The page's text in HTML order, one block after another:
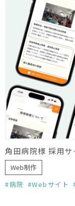
角田病院様 採用
Web制作
病院
Webサイト